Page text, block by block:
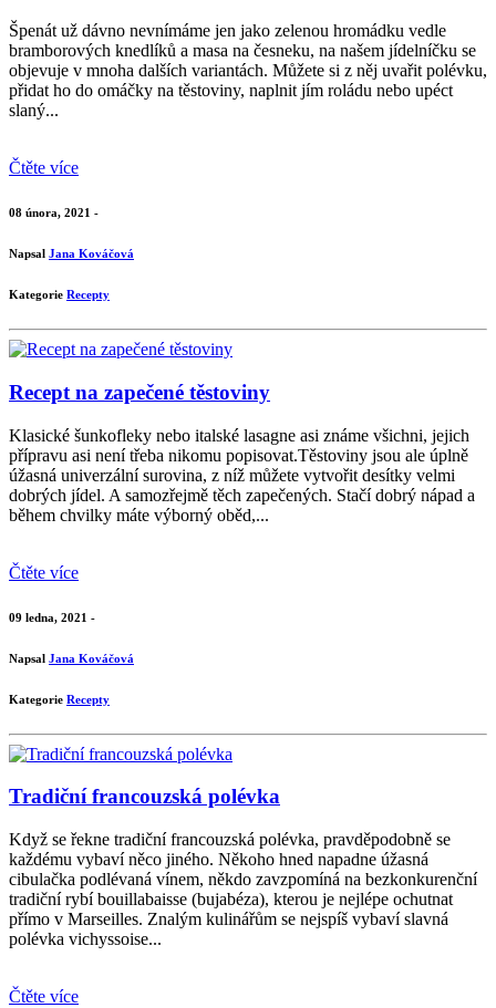
Špenát už dávno nevnímáme jen jako zelenou hromádku vedle
bramborových knedlíků a masa na česneku, na našem jídelníčku se
objevuje v mnoha dalších variantách. Můžete si z něj uvařit polévku,
přidat ho do omáčky na těstoviny, naplnit jím roládu nebo upéct
slaný...
Čtěte více
08 února, 2021 -
Napsal Jana Kováčová
Kategorie Recepty
Recept na zapečené těstoviny
Klasické šunkofleky nebo italské lasagne asi známe všichni, jejich
přípravu asi není třeba nikomu popisovat.Těstoviny jsou ale úplně
úžasná univerzální surovina, z níž můžete vytvořit desítky velmi
dobrých jídel. A samozřejmě těch zapečených. Stačí dobrý nápad a
během chvilky máte výborný oběd,...
Čtěte více
09 ledna, 2021 -
Napsal Jana Kováčová
Kategorie Recepty
Tradiční francouzská polévka
Když se řekne tradiční francouzská polévka, pravděpodobně se
každému vybaví něco jiného. Někoho hned napadne úžasná
cibulačka podlévaná vínem, někdo zavzpomíná na bezkonkurenční
tradiční rybí bouillabaisse (bujabéza), kterou je nejlépe ochutnat
přímo v Marseilles. Znalým kulinářům se nejspíš vybaví slavná
polévka vichyssoise...
Čtěte více